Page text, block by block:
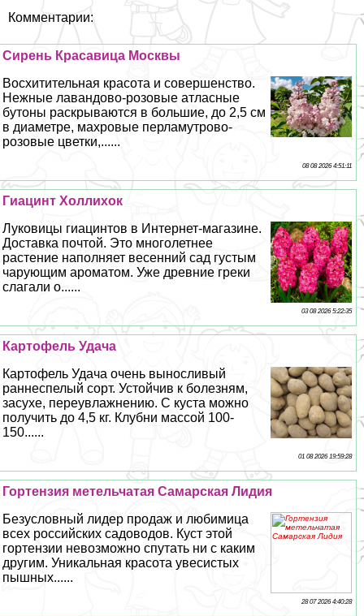
Комментарии:
Сирень Красавица Москвы
Восхитительная красота и совершенство.
Нежные лавандово-розовые атласные
бутоны раскрываются в большие, до 2,5 см
в диаметре, махровые перламутрово-
розовые цветки,......
08 08 2026 4:51:11
Гиацинт Холлихок
Луковицы гиацинтов в Интернет-магазине.
Доставка почтой. Это многолетнее
растение наполняет весенний сад густым
чарующим ароматом. Уже древние греки
слагали о......
03 08 2026 5:22:35
Картофель Удача
Картофель Удача очень выносливый
раннеспелый сорт. Устойчив к болезням,
засухе, переувлажнению. С куста можно
получить до 4,5 кг. Клубни массой 100-
150......
01 08 2026 19:59:28
Гортензия метельчатая Самарская Лидия
Безусловный лидер продаж и любимица
всех российских садоводов. Куст этой
гортензии невозможно спутать ни с каким
другим. Уникальная красота увесистых
пышных......
28 07 2026 4:40:28